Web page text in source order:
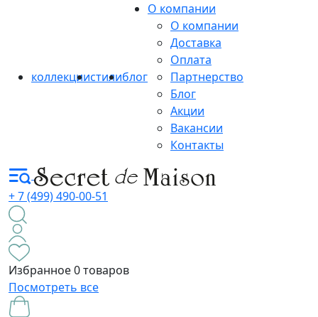
коллекциистилиблог
О компании
О компании
Доставка
Оплата
Партнерство
Блог
Акции
Вакансии
Контакты
+ 7 (499) 490-00-51
Избранное0 товаров
Посмотреть все